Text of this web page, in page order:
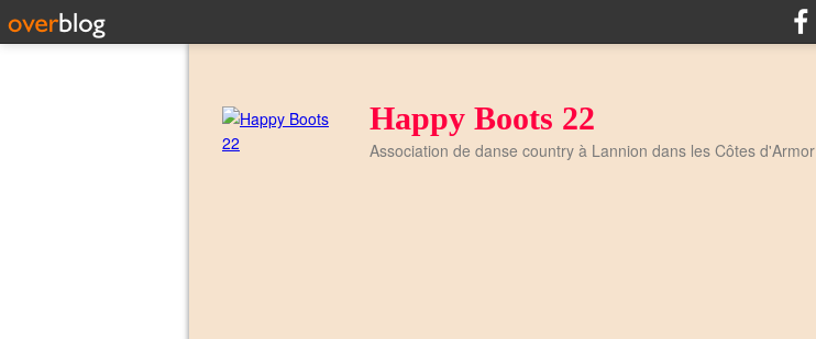
Happy Boots 22
Association de danse country à Lannion dans les Côtes d'Armor